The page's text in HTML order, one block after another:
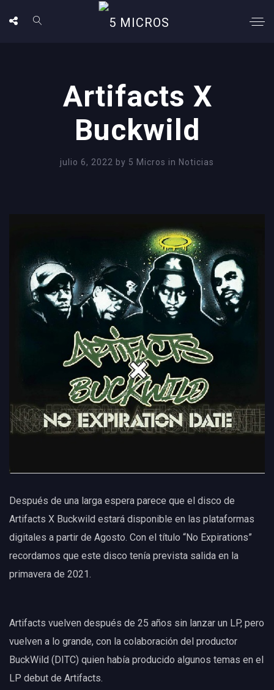
Artifacts X
Buckwild
julio 6, 2022 by 5 Micros in Noticias
Después de una larga espera parece que el disco de
Artifacts X Buckwild estará disponible en las plataformas
digitales a partir de Agosto. Con el título “No Expirations”
recordamos que este disco tenía prevista salida en la
primavera de 2021.
Artifacts vuelven después de 25 años sin lanzar un LP, pero
vuelven a lo grande, con la colaboración del productor
BuckWild (DITC) quien había producido algunos temas en el
LP debut de Artifacts.